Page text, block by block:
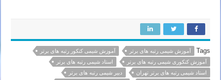
Tags آموزش شیمی رتبه های برتر
آموزش شیمی کنکور رتبه های برتر
آموزش کنکوری شیمی رتبه های برتر
استاد شیمی رتبه های برتر
استاد شیمی رتبه های برتر تهران
دبیر شیمی رتبه های برتر